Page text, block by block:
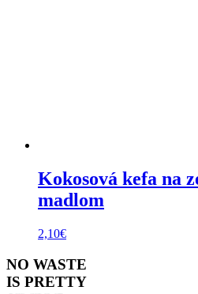
Kokosová kefa na
madlom
2,10€
NO WASTE
IS PRETTY